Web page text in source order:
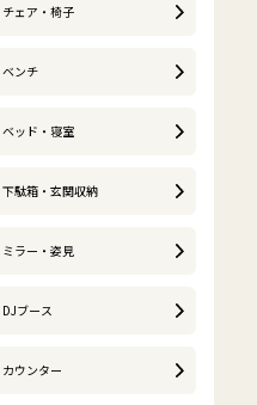
チェア・椅子
ベンチ
ベッド・寝室
下駄箱・玄関収納
ミラー・姿見
DJブース
カウンター